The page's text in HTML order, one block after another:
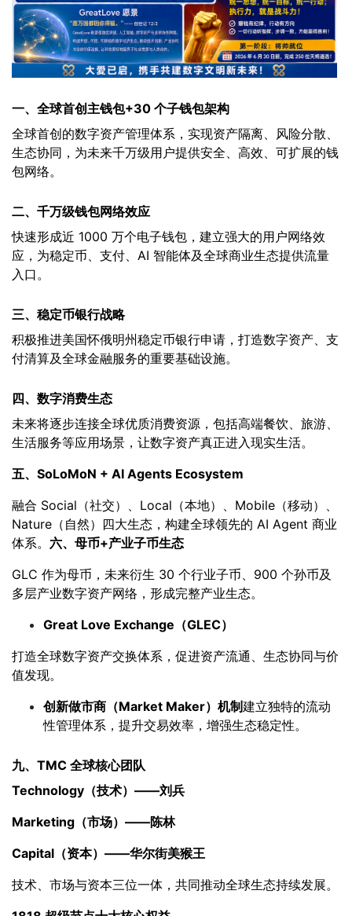
一、全球首创主钱包+30 个子钱包架构
全球首创的数字资产管理体系，实现资产隔离、风险分散、
生态协同，为未来千万级用户提供安全、高效、可扩展的钱
包网络。
二、千万级钱包网络效应
快速形成近 1000 万个电子钱包，建立强大的用户网络效
应，为稳定币、支付、AI 智能体及全球商业生态提供流量
入口。
三、稳定币银行战略
积极推进美国怀俄明州稳定币银行申请，打造数字资产、支
付清算及全球金融服务的重要基础设施。
四、数字消费生态
未来将逐步连接全球优质消费资源，包括高端餐饮、旅游、
生活服务等应用场景，让数字资产真正进入现实生活。
五、SoLoMoN + AI Agents Ecosystem
融合 Social（社交）、Local（本地）、Mobile（移动）、
Nature（自然）四大生态，构建全球领先的 AI Agent 商业
体系。 六、母币+产业子币生态
GLC 作为母币，未来衍生 30 个行业子币、900 个孙币及
多层产业数字资产网络，形成完整产业生态。
Great Love Exchange （GLEC）
打造全球数字资产交换体系，促进资产流通、生态协同与价
值发现。
创新做市商（Market Maker）机制建立独特的流动
性管理体系，提升交易效率，增强生态稳定性。
九、TMC 全球核心团队
Technology（技术）——刘兵
Marketing（市场）——陈林
Capital（资本）——华尔街美猴王
技术、市场与资本三位一体，共同推动全球生态持续发展。